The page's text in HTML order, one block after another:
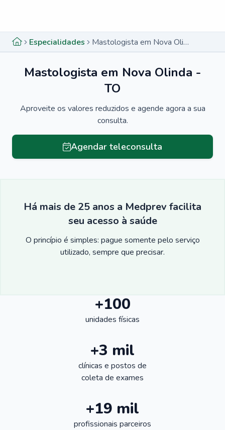
Especialidades Mastologista em Nova Olinda - TO
Mastologista em Nova Olinda -
TO
Aproveite os valores reduzidos e agende agora a sua
consulta.
Agendar teleconsulta
Há mais de 25 anos a Medprev facilita
seu acesso à saúde
O princípio é simples: pague somente pelo serviço
utilizado, sempre que precisar.
+100
unidades físicas
+3 mil
clínicas e postos de
coleta de exames
+19 mil
profissionais parceiros